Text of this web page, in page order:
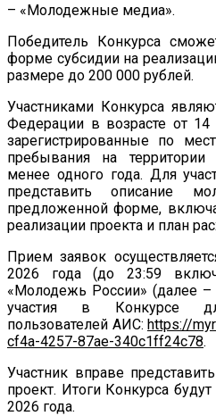
– «Молодежные медиа».
Победитель Конкурса
форме субсидии на
размере до 200 000 рублей.
Участниками Конкурса
Федерации в возрасте от
зарегистрированные по
пребывания на
менее одного года. Для
представить описание
предложенной форме,
реализации проекта и план
Прием заявок
2026 года (до 23:59
«Молодежь России» (далее
участия в Конкурсе
пользователей АИС: https://
cf4a-4257-87ae-340c1ff24c78.
Участник вправе
проект. Итоги Конкурса
2026 года.